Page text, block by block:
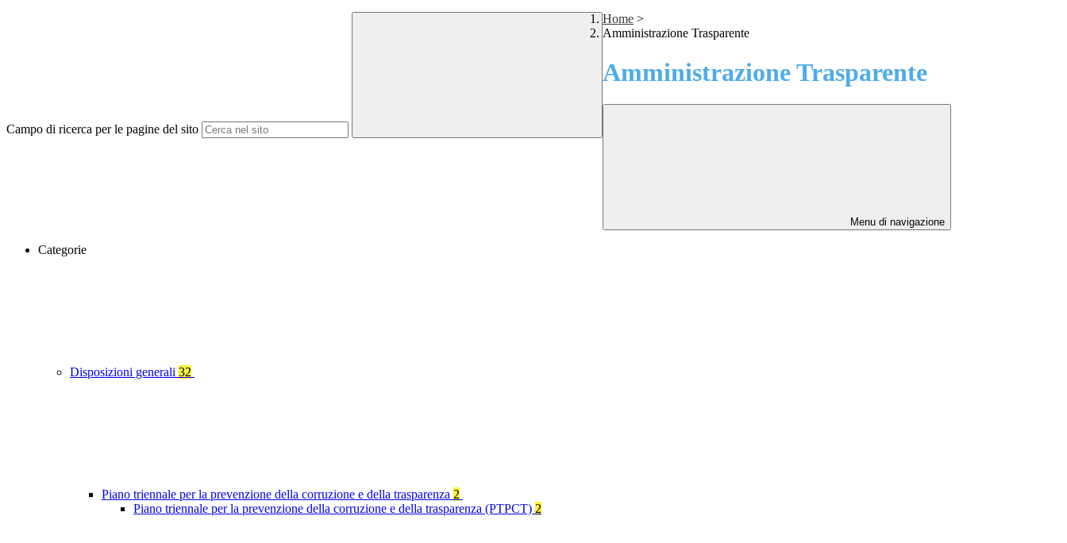
Campo di ricerca per le pagine del sito
Home >
Amministrazione Trasparente
Amministrazione Trasparente
Menu di navigazione
Categorie
Disposizioni generali 32
Piano triennale per la prevenzione della corruzione e della trasparenza 2
Piano triennale per la prevenzione della corruzione e della trasparenza (PTPCT) 2